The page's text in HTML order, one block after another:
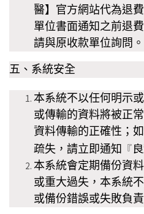
醫】 官方網站代為退
單位書面通知之前退
請與原收款單位詢問。
五、系統安全
本系統不以任何明示
或傳輸的資料將被正
資料傳輸的正確性；
疏失，請立即通知
『
本系統會定期備份資
或重大過失，本系統
或備份錯誤或失敗負責